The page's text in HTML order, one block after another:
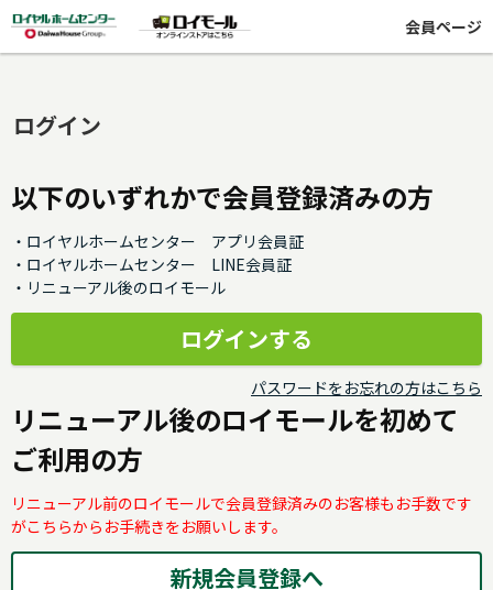
会員ページ
ログイン
以下のいずれかで会員登録済みの方
・ロイヤルホームセンター アプリ会員証
・ロイヤルホームセンター LINE会員証
・リニューアル後のロイモール
パスワードをお忘れの方はこちら
リニューアル後のロイモールを初めて
ご利用の方
リニューアル前のロイモールで会員登録済みのお客様もお手数です
がこちらからお手続きをお願いします。